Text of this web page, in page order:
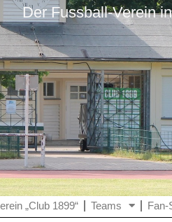
Der Fussball-Verein
„Club 1899“ Teams Fan-